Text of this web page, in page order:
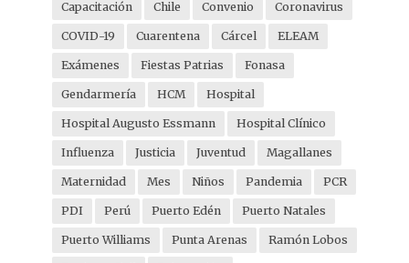
Capacitación Chile Convenio Coronavirus
COVID-19 Cuarentena Cárcel ELEAM
Exámenes Fiestas Patrias Fonasa
Gendarmería HCM Hospital
Hospital Augusto Essmann Hospital Clínico
Influenza Justicia Juventud Magallanes
Maternidad Mes Niños Pandemia PCR
PDI Perú Puerto Edén Puerto Natales
Puerto Williams Punta Arenas Ramón Lobos